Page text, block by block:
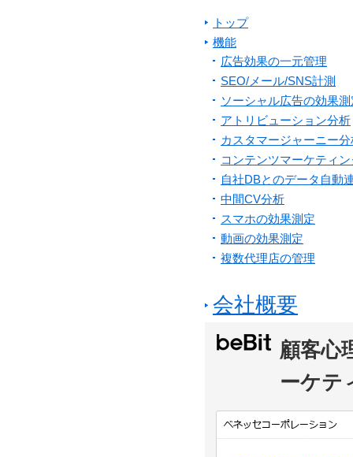
トップ
機能
広告効果の一元管理
SEO/メール/SNS計測
ソーシャル広告の効果測
アトリビューション分析
カスタマージャーニー分
コンテンツマーケティ
自社DBとのデータ自動
中間CV分析
スマホの効果測定
動画の効果測定
複数代理店の管理
会社概要
顧客心
ーケテ